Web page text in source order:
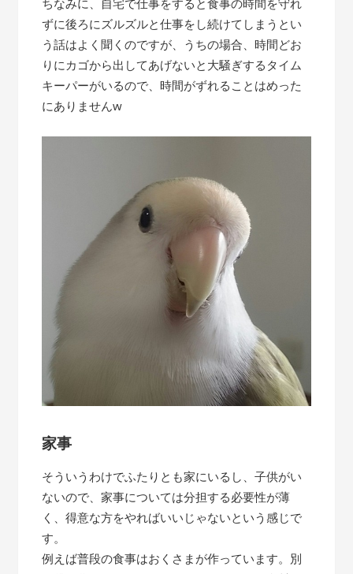
ちなみに、自宅で仕事をすると食事の時間を守れ
ずに後ろにズルズルと仕事をし続けてしまうとい
う話はよく聞くのですが、うちの場合、時間どお
りにカゴから出してあげないと大騒ぎするタイム
キーパーがいるので、時間がずれることはめった
にありませんw
家事
そういうわけでふたりとも家にいるし、子供がい
ないので、家事については分担する必要性が薄
く、得意な方をやればいいじゃないという感じで
す。
例えば普段の食事はおくさまが作っています。別